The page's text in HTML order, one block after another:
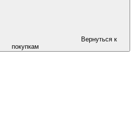
Вернуться к
покупкам